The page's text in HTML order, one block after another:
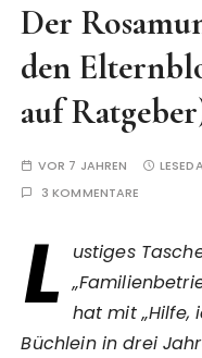
Der
den
auf
VOR 7 JAHREN
3 KOMMENTARE
L
ustiges
hat mit „Hilfe,
Büchlein in drei